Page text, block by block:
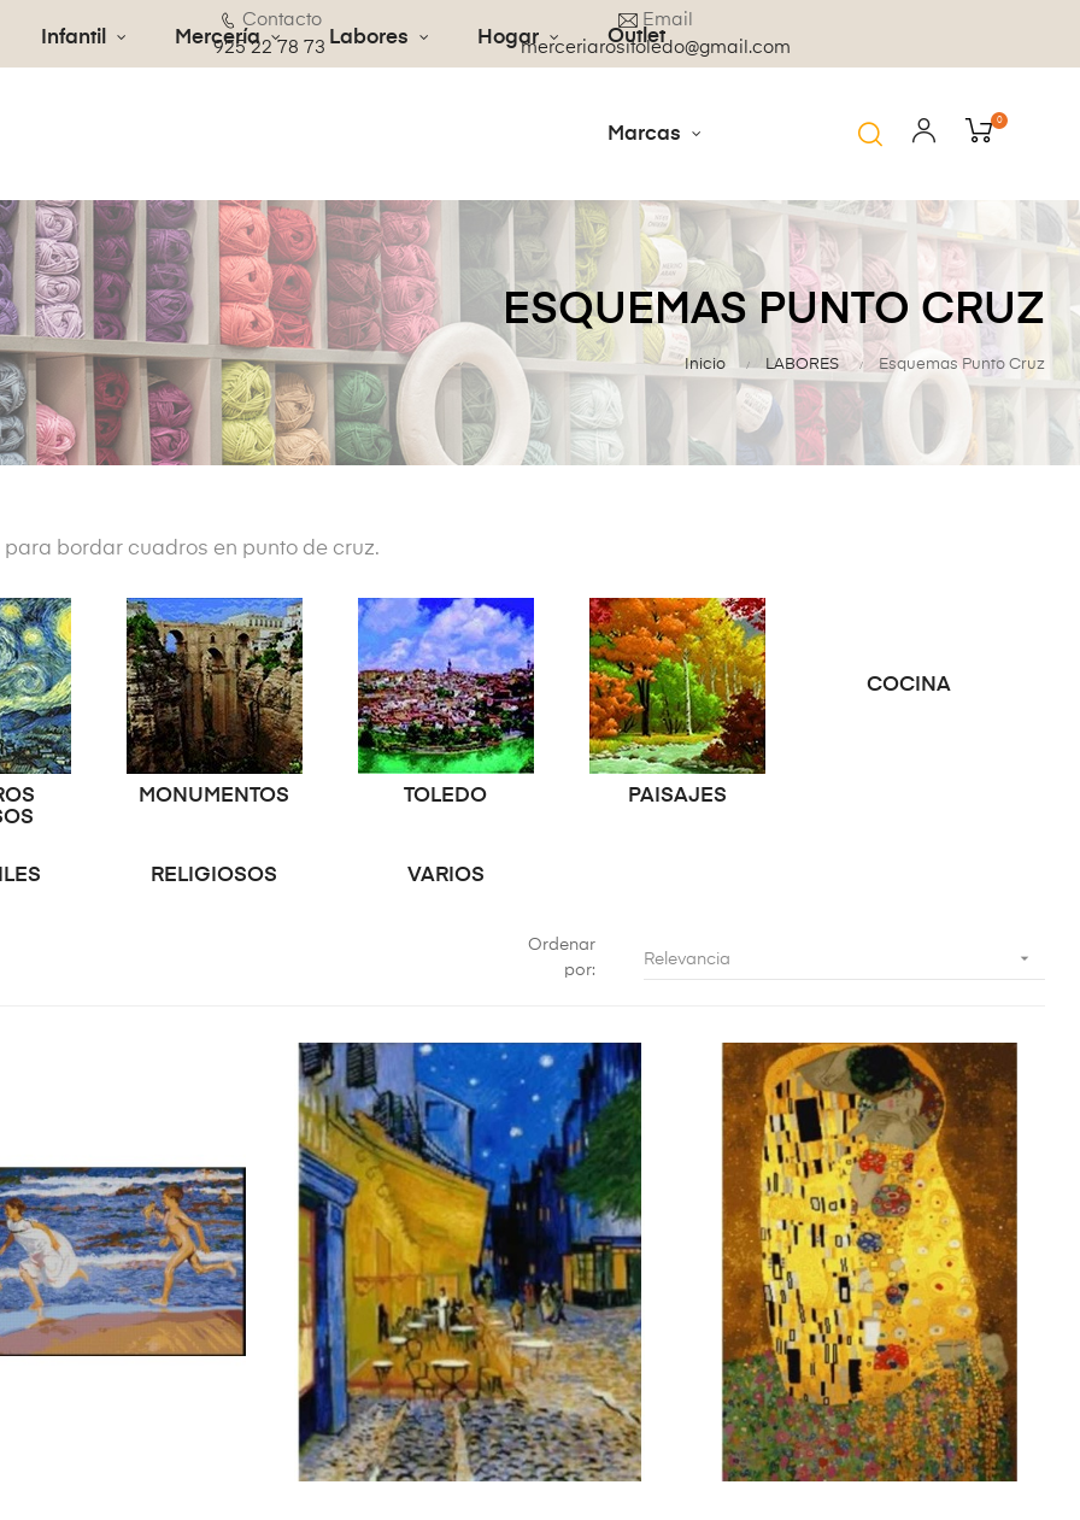
Contacto
925 22 78 73
Email
merceriarositoledo@gmail.com
Infantil Mercería Labores Hogar Outlet
Marcas
0
ESQUEMAS PUNTO CRUZ
Inicio LABORES Esquemas Punto Cruz
bordar cuadros en punto de cruz.
MONUMENTOS TOLEDO PAISAJES
COCINA
RELIGIOSOS VARIOS
Ordenar
por:
Relevancia 